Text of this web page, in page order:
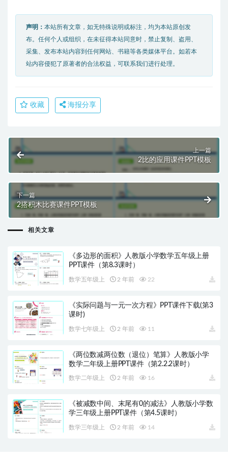
声明： 本站所有文章，如无特殊说明或标注，均为本站原创发
布。任何个人或组织，在未征得本站同意时，禁止复制、盗用、
采集、发布本站内容到任何网站、书籍等各类媒体平台。如若本
站内容侵犯了原著者的合法权益，可联系我们进行处理。
收藏 海报分享
上一篇
2比的应用课件PPT模板
下一篇
2搭积木比赛课件PPT模板
相关文章
《多边形的面积》人教版小学数学五年级上册
PPT课件（第8.3课时）
数学五年级上 2 年前 22
《实际问题与一元一次方程》PPT课件下载(第3
课时)
数学七年级上 2 年前 11
《两位数减两位数（退位）笔算》人教版小学
数学二年级上册PPT课件（第2.2.2课时）
数学二年级上 2 年前 16
《被减数中间、末尾有0的减法》人教版小学数
学三年级上册PPT课件（第4.5课时）
数学三年级上 2 年前 14